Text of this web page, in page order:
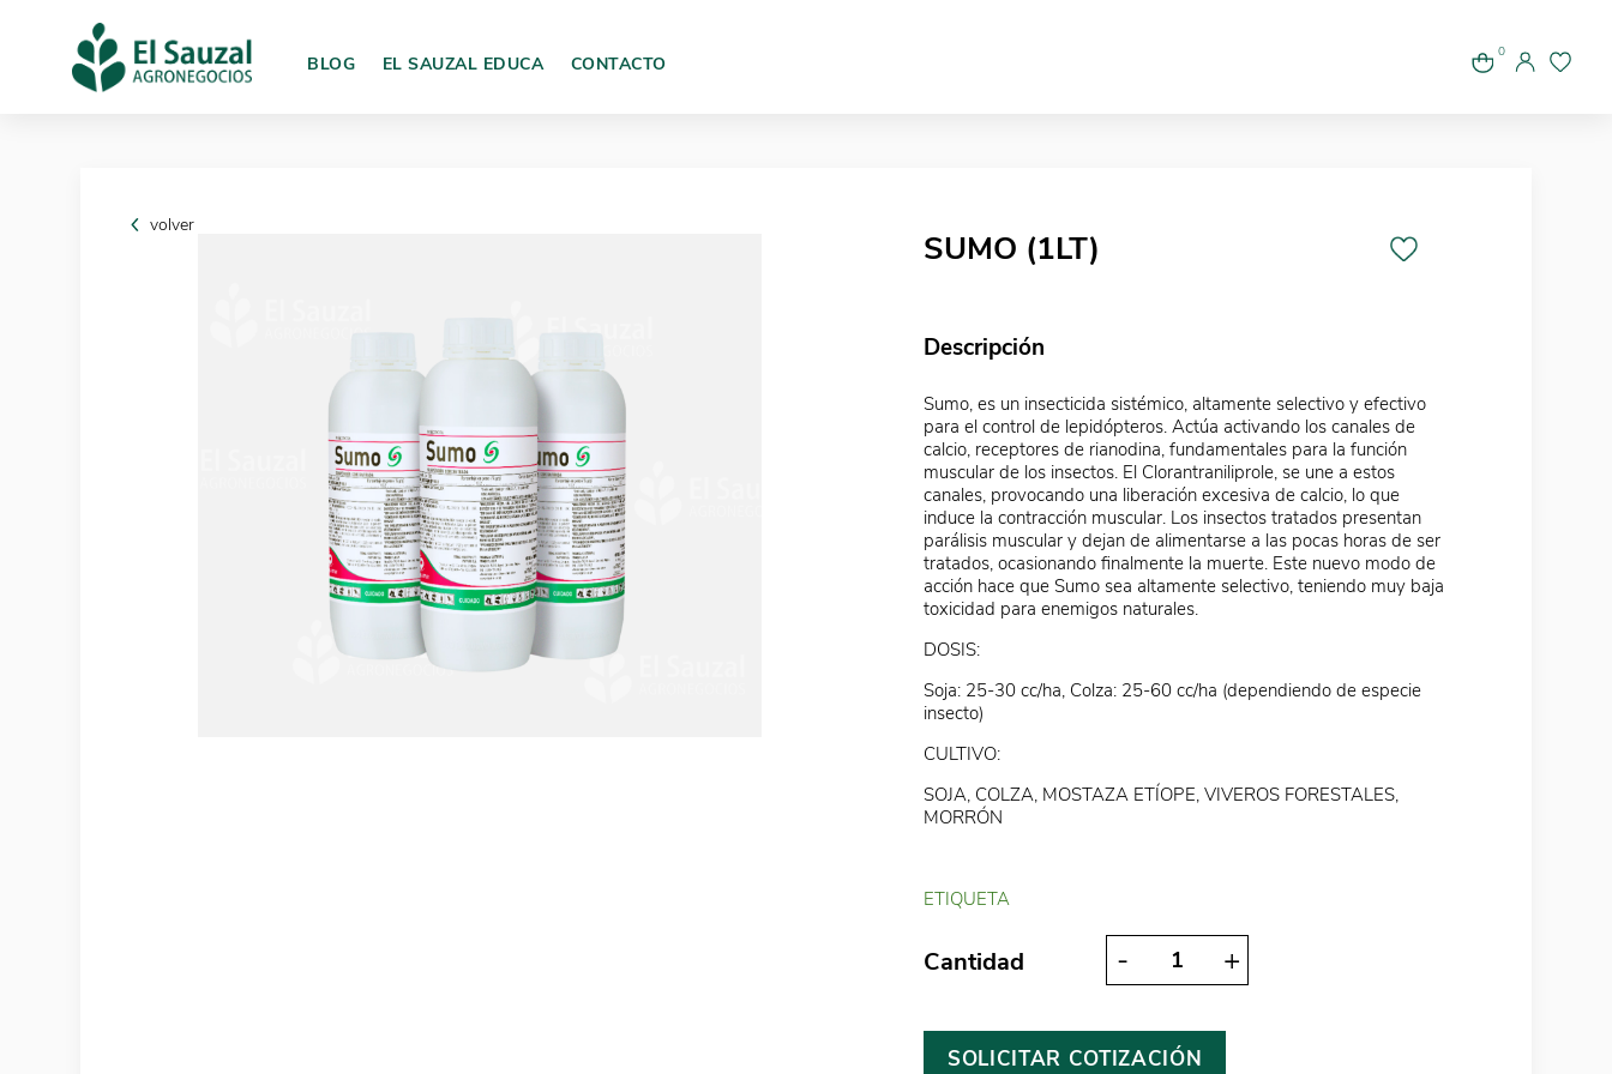
BLOG EL SAUZAL EDUCA CONTACTO
0
volver
SUMO (1LT)
Descripción
Sumo, es un insecticida sistémico, altamente selectivo y efectivo
para el control de lepidópteros. Actúa activando los canales de
calcio, receptores de rianodina, fundamentales para la función
muscular de los insectos. El Clorantraniliprole, se une a estos
canales, provocando una liberación excesiva de calcio, lo que
induce la contracción muscular. Los insectos tratados presentan
parálisis muscular y dejan de alimentarse a las pocas horas de ser
tratados, ocasionando finalmente la muerte. Este nuevo modo de
acción hace que Sumo sea altamente selectivo, teniendo muy baja
toxicidad para enemigos naturales.
DOSIS:
Soja: 25-30 cc/ha, Colza: 25-60 cc/ha (dependiendo de especie
insecto)
CULTIVO:
SOJA, COLZA, MOSTAZA ETÍOPE, VIVEROS FORESTALES,
MORRÓN
ETIQUETA
Cantidad - +
SOLICITAR COTIZACIÓN